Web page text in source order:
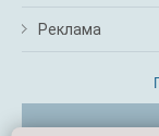
Реклама